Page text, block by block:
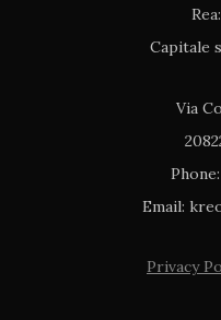
Capitale
Via
Email:
Privacy